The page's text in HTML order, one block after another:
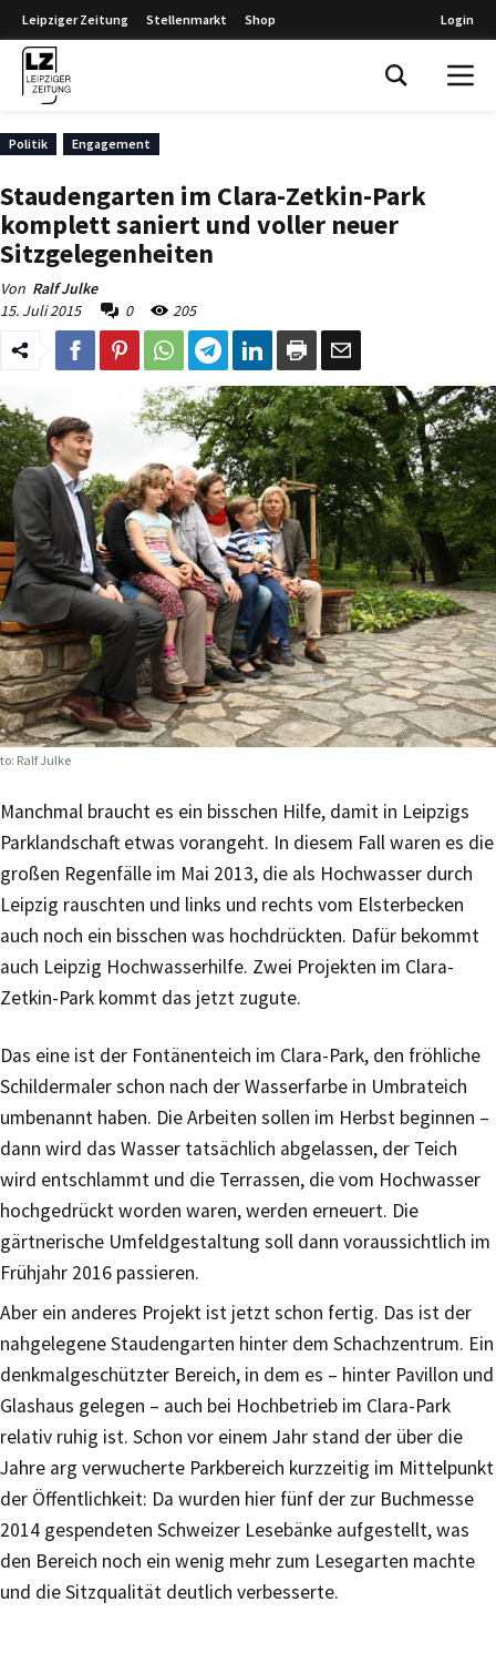
Leipziger Zeitung Stellenmarkt Shop Login
Politik Engagement
Staudengarten im Clara-Zetkin-Park
komplett saniert und voller neuer
Sitzgelegenheiten
Von Ralf Julke
15. Juli 2015
0 205
Ralf Julke
Manchmal braucht es ein bisschen Hilfe, damit in Leipzigs
Parklandschaft etwas vorangeht. In diesem Fall waren es die
großen Regenfälle im Mai 2013, die als Hochwasser durch
Leipzig rauschten und links und rechts vom Elsterbecken
auch noch ein bisschen was hochdrückten. Dafür bekommt
auch Leipzig Hochwasserhilfe. Zwei Projekten im Clara-
Zetkin-Park kommt das jetzt zugute.
Das eine ist der Fontänenteich im Clara-Park, den fröhliche
Schildermaler schon nach der Wasserfarbe in Umbrateich
umbenannt haben. Die Arbeiten sollen im Herbst beginnen –
dann wird das Wasser tatsächlich abgelassen, der Teich
wird entschlammt und die Terrassen, die vom Hochwasser
hochgedrückt worden waren, werden erneuert. Die
gärtnerische Umfeldgestaltung soll dann voraussichtlich im
Frühjahr 2016 passieren.
Aber ein anderes Projekt ist jetzt schon fertig. Das ist der
nahgelegene Staudengarten hinter dem Schachzentrum. Ein
denkmalgeschützter Bereich, in dem es – hinter Pavillon und
Glashaus gelegen – auch bei Hochbetrieb im Clara-Park
relativ ruhig ist. Schon vor einem Jahr stand der über die
Jahre arg verwucherte Parkbereich kurzzeitig im Mittelpunkt
der Öffentlichkeit: Da wurden hier fünf der zur Buchmesse
2014 gespendeten Schweizer Lesebänke aufgestellt, was
den Bereich noch ein wenig mehr zum Lesegarten machte
und die Sitzqualität deutlich verbesserte.